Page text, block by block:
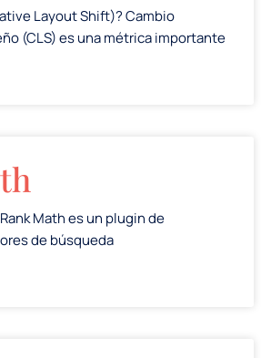
Layout Shift)? Cambio
(CLS) es una métrica importante
Math es un plugin de
de búsqueda